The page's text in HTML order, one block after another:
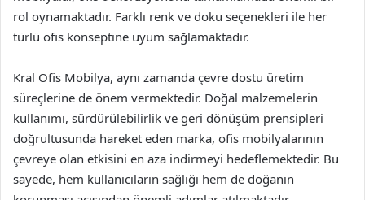
rol oynamaktadır. Farklı renk ve doku seçenekleri ile her
türlü ofis konseptine uyum sağlamaktadır.
Kral Ofis Mobilya, aynı zamanda çevre dostu üretim
süreçlerine de önem vermektedir. Doğal malzemelerin
kullanımı, sürdürülebilirlik ve geri dönüşüm prensipleri
doğrultusunda hareket eden marka, ofis mobilyalarının
çevreye olan etkisini en aza indirmeyi hedeflemektedir. Bu
sayede, hem kullanıcıların sağlığı hem de doğanın